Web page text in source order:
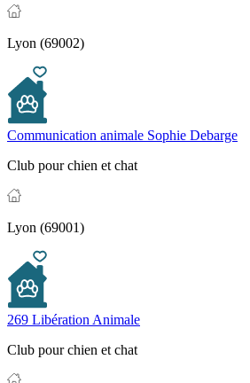
Lyon (69002)
Communication animale Sophie Debarge
Club pour chien et chat
Lyon (69001)
269 Libération Animale
Club pour chien et chat